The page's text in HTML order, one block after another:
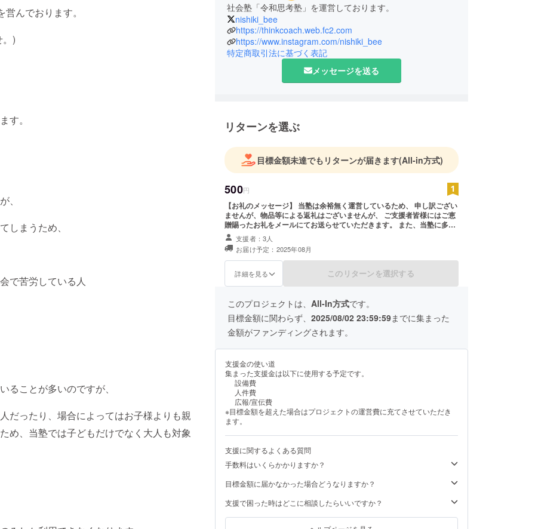
んでおります。
)
す。
、
しまうため、
で苦労している人
ることが多いのですが、
だったり、場合によってはお子様よりも親
め、当塾では子どもだけでなく大人も対象
社会塾「令和思考塾」を運営しております。
nishiki_bee
https://thinkcoach.web.fc2.com
https://www.instagram.com/nishiki_bee
特定商取引法に基づく表記
メッセージを送る
リターンを選ぶ
目標金額未達でもリターンが届きます(All-in方式)
500円
【お礼のメッセージ】 当塾は余裕無く運営しているため、 申し訳ござい
ませんが、物品等による返礼はございませんが、 ご支援者皆様にはご恵
贈賜ったお礼をメールにてお送らせていただきます。 また、当塾に多く
の相談・お問い合わせがありました場合、 もし支援様が当塾に頼ること
がありましたら優先的にご対応をさせていただきます(ご対応の順番が金
額順になるのみで、確実にお悩みが解決できるかは保証の限りではござ
いません)。
支援者：3人
お届け予定：2025年08月
詳細を見る このリターンを選択する
このプロジェクトは、 All-In方式です。
目標金額に関わらず、 2025/08/02 23:59:59までに集まった
金額がファンディングされます。
支援金の使い道
集まった支援金は以下に使用する予定です。
設備費
人件費
広報/宣伝費
※目標金額を超えた場合はプロジェクトの運営費に充てさせていただき
ます。
支援に関するよくある質問
手数料はいくらかかりますか？
目標金額に届かなかった場合どうなりますか？
支援で困った時はどこに相談したらいいですか？